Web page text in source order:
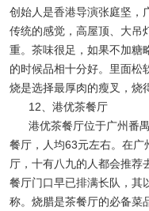
创始人是香港导演张庭坚，
传统的感觉，高屋顶、大吊
重。茶味很足，如果不加糖
的时候品相十分好。里面松
烧是选择最厚肉的瘦叉，烧
12、港优茶餐厅
港优茶餐厅位于广州番
餐厅，人均63元左右。在广
厅，十有八九的人都会推荐
餐厅门口早已排满长队，其
称。烧腊是茶餐厅的必备菜